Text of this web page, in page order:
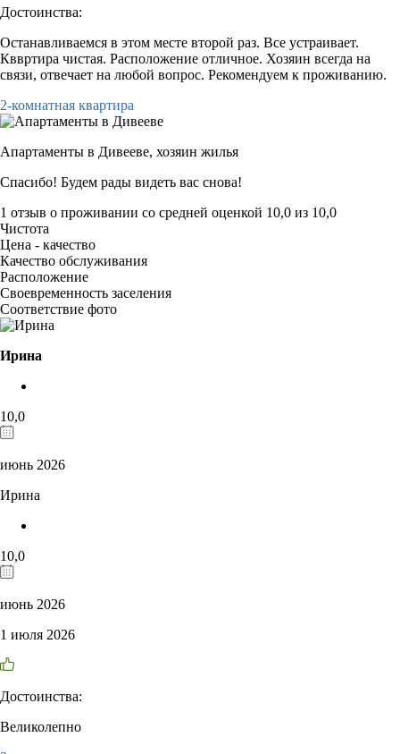
Достоинства:
Останавливаемся в этом месте второй раз. Все устраивает.
Кввртира чистая. Расположение отличное. Хозяин всегда на
связи, отвечает на любой вопрос. Рекомендуем к проживанию.
2-комнатная квартира
Апартаменты в Дивееве, хозяин жилья
Спасибо! Будем рады видеть вас снова!
1 отзыв о проживании со средней оценкой 10,0 из 10,0
Чистота
Цена - качество
Качество обслуживания
Расположение
Своевременность заселения
Соответствие фото
Ирина
10,0
июнь 2026
Ирина
10,0
июнь 2026
1 июля 2026
Достоинства:
Великолепно